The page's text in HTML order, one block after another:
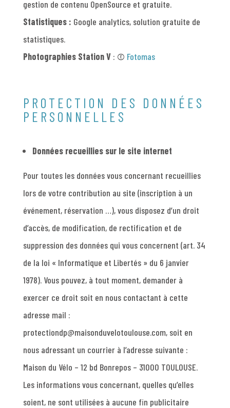
gestion de contenu OpenSource et gratuite.
Statistiques : Google analytics, solution gratuite de
statistiques.
Photographies Station V: © Fotomas
PROTECTION DES DONNÉES
PERSONNELLES
Données recueillies sur le site internet
Pour toutes les données vous concernant recueillies
lors de votre contribution au site (inscription à un
événement, réservation …), vous disposez d’un droit
d’accès, de modification, de rectification et de
suppression des données qui vous concernent (art. 34
de la loi « Informatique et Libertés » du 6 janvier
1978). Vous pouvez, à tout moment, demander à
exercer ce droit soit en nous contactant à cette
adresse mail :
protectiondp@maisonduvelotoulouse.com, soit en
nous adressant un courrier à l’adresse suivante :
Maison du Vélo – 12 bd Bonrepos – 31000 TOULOUSE.
Les informations vous concernant, quelles qu’elles
soient, ne sont utilisées à aucune fin publicitaire